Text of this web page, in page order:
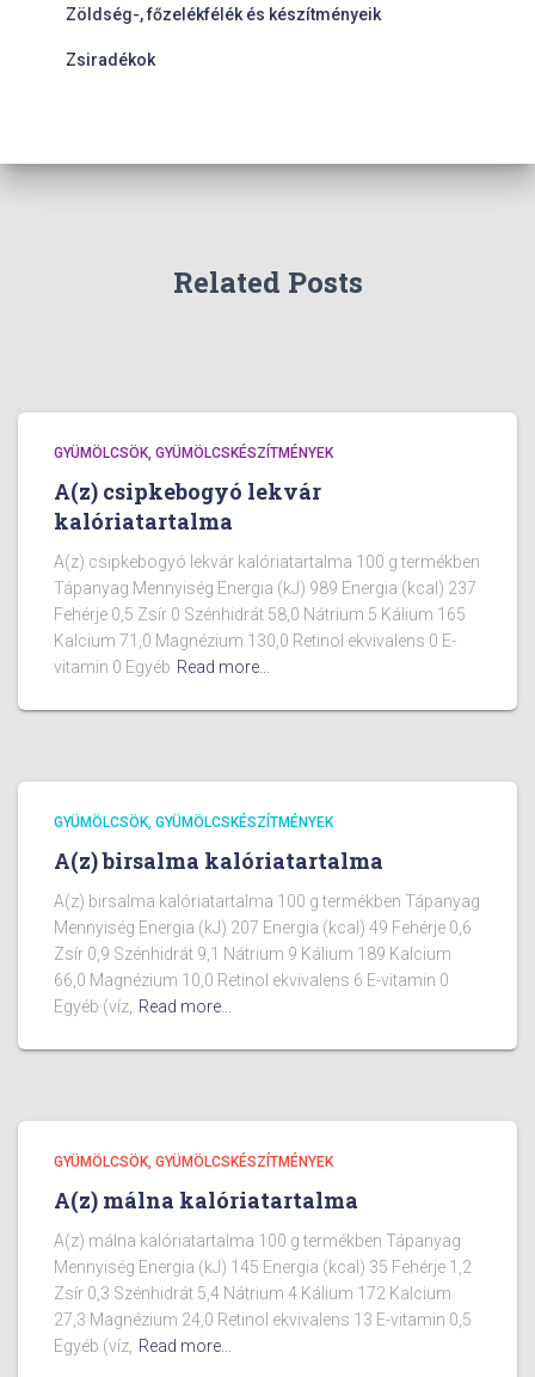
Zöldség-, főzelékfélék és készítményeik
Zsiradékok
Related Posts
GYÜMÖLCSÖK, GYÜMÖLCSKÉSZÍTMÉNYEK
A(z) csipkebogyó lekvár
kalóriatartalma
A(z) csipkebogyó lekvár kalóriatartalma 100 g termékben
Tápanyag Mennyiség Energia (kJ) 989 Energia (kcal) 237
Fehérje 0,5 Zsír 0 Szénhidrát 58,0 Nátrium 5 Kálium 165
Kalcium 71,0 Magnézium 130,0 Retinol ekvivalens 0 E-
vitamin 0 Egyéb Read more…
GYÜMÖLCSÖK, GYÜMÖLCSKÉSZÍTMÉNYEK
A(z) birsalma kalóriatartalma
A(z) birsalma kalóriatartalma 100 g termékben Tápanyag
Mennyiség Energia (kJ) 207 Energia (kcal) 49 Fehérje 0,6
Zsír 0,9 Szénhidrát 9,1 Nátrium 9 Kálium 189 Kalcium
66,0 Magnézium 10,0 Retinol ekvivalens 6 E-vitamin 0
Egyéb (víz, Read more…
GYÜMÖLCSÖK, GYÜMÖLCSKÉSZÍTMÉNYEK
A(z) málna kalóriatartalma
A(z) málna kalóriatartalma 100 g termékben Tápanyag
Mennyiség Energia (kJ) 145 Energia (kcal) 35 Fehérje 1,2
Zsír 0,3 Szénhidrát 5,4 Nátrium 4 Kálium 172 Kalcium
27,3 Magnézium 24,0 Retinol ekvivalens 13 E-vitamin 0,5
Egyéb (víz, Read more…